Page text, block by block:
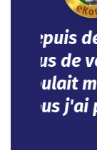
mes
Tout